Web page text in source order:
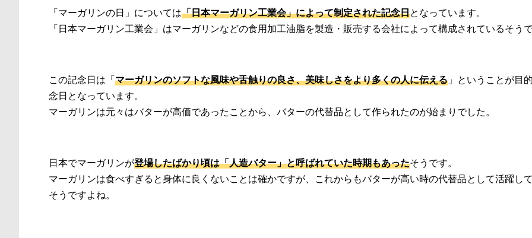
「マーガリンの日」については「日本マーガリン工業会」によって制定された記念日となっています。
「日本マーガリン工業会」はマーガリンなどの食用加工油脂を製造・販売する会社によって構成されているそう
この記念日は「マーガリンのソフトな風味や舌触りの良さ、美味しさをより多くの人に伝える 」ということが目
念日となっています。
マーガリンは元々はバターが高価であったことから、バターの代替品として作られたのが始まりでした。
日本でマーガリンが登場したばかり頃は「人造バター」と呼ばれていた時期もあったそうです。
マーガリンは食べすぎると身体に良くないことは確かですが、これからもバターが高い時の代替品として活躍し
そうですよね。